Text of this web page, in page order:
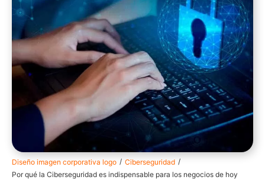
Diseño imagen corporativa logo / Ciberseguridad /
Por qué la Ciberseguridad es indispensable para los negocios de hoy